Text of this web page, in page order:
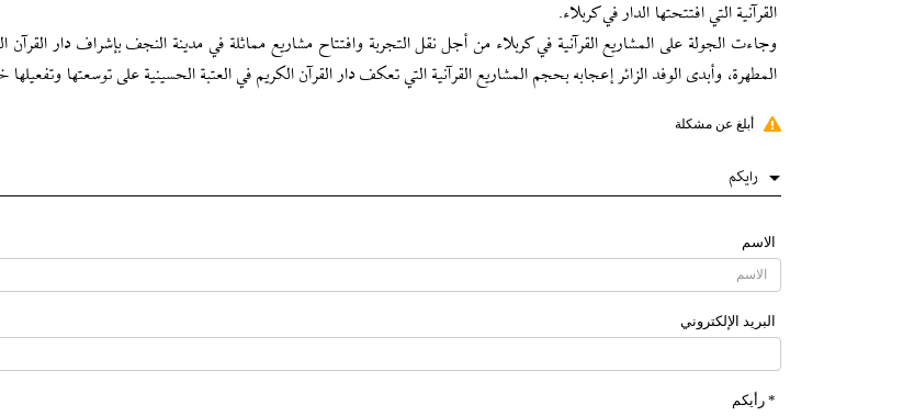
القرآنية التي افتتحتها الدار في كربلاء.
وجاءت الجولة على المشاريع القرآنية في كربلاء من أجل نقل التجربة وافتتاح مشاريع مماثلة في مدينة النجف بإشراف دار القرآن
المطهرة، وأبدى الوفد الزائر إعجابه بحجم المشاريع القرآنية التي تعكف دار القرآن الكريم في العتبة الحسينية على توسعتها وتفعيلها
أبلغ عن مشكلة
رایکم
الاسم
البرید الإلکتروني
* رأیکم